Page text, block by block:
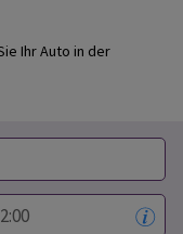
Ihr Auto in der